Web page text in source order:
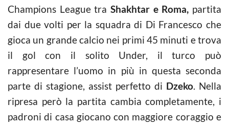
Champions League tra Shakhtar e Roma, partita
dai due volti per la squadra di Di Francesco che
gioca un grande calcio nei primi 45 minuti e trova
il gol con il solito Under, il turco può
rappresentare l’uomo in più in questa seconda
parte di stagione, assist perfetto di Dzeko. Nella
ripresa però la partita cambia completamente, i
padroni di casa giocano con maggiore coraggio e